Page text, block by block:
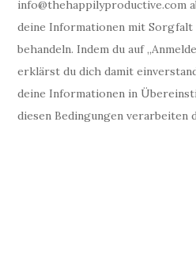
info@thehappilyproductive.com
deine Informationen mit Sorgfalt
behandeln. Indem du auf
erklärst du dich damit
deine Informationen in
diesen Bedingungen verarbeiten